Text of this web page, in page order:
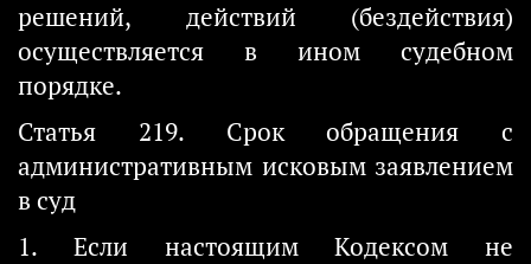
решений, действий (бездействия)
осуществляется в ином судебном
порядке.
Статья 219. Срок обращения с
административным исковым заявлением
в суд
1. Если настоящим Кодексом не